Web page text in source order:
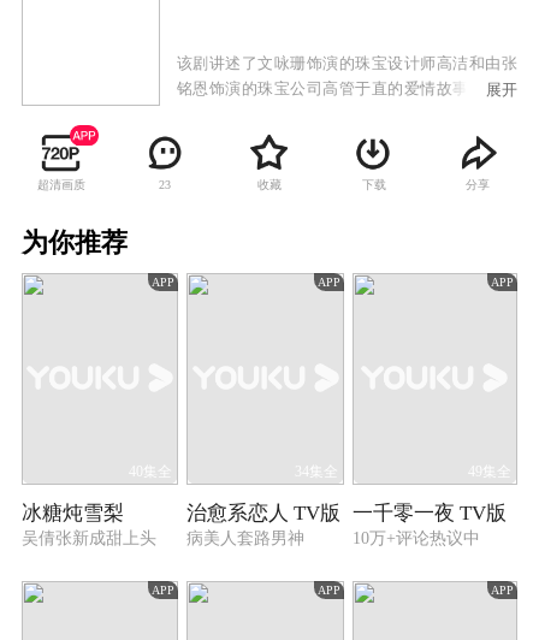
该剧讲述了文咏珊饰演的珠宝设计师高洁和由张
铭恩饰演的珠宝公司高管于直的爱情故事。两人
持信念，共同将传承传统国粹与时尚前沿创新相
结合，守护理想，最终收获爱情的故事。
展开
超清画质 23 收藏 下载 分享
为你推荐
APP
40集全
冰糖炖雪梨
吴倩张新成甜上头
APP
34集全
治愈系恋人 TV版
病美人套路男神
APP
49集全
一千零一夜 TV版
10万+评论热议中
APP APP APP